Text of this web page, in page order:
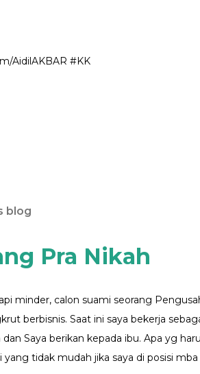
AidilAKBAR #KK
blog
Pra Nikah
minder, calon suami seorang
berbisnis. Saat ini saya bekerja
Saya berikan kepada ibu. Apa yg
yang tidak mudah jika saya di posisi